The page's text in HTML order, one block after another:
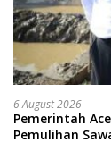
6 August 2026
Pemerintah
Pemulihan